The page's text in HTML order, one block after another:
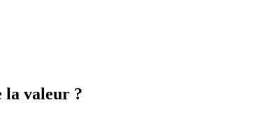
la valeur ?